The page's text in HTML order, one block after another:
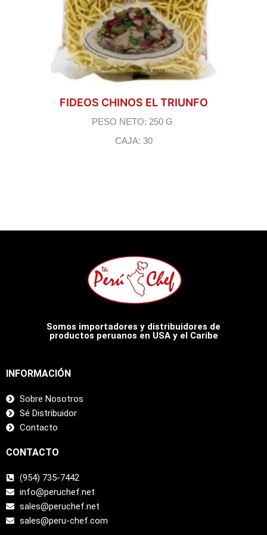
FIDEOS CHINOS EL TRIUNFO
PESO NETO: 250 G
CAJA: 30
Somos importadores y distribuidores de
productos peruanos en USA y el Caribe
INFORMACIÓN
Sobre Nosotros
Sé Distribuidor
Contacto
CONTACTO
(954) 735-7442
info@peruchef.net
sales@peruchef.net
sales@peru-chef.com